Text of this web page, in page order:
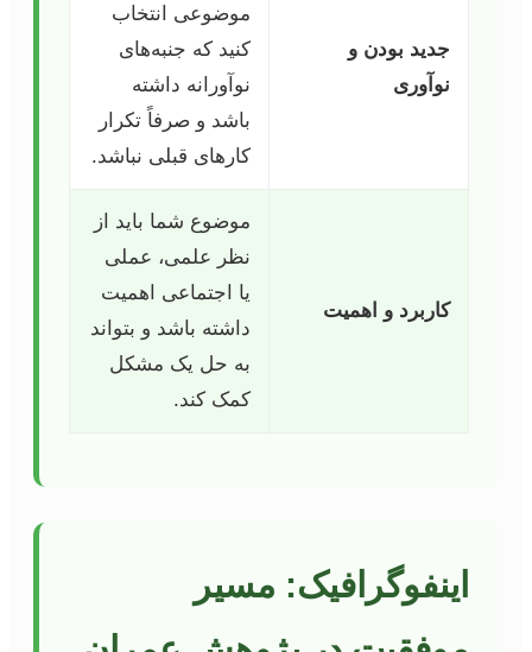
جدید بودن و
نوآوری
موضوعی انتخاب
کنید که جنبه‌های
نوآورانه داشته
باشد و صرفاً تکرار
کارهای قبلی نباشد.
کاربرد و اهمیت
موضوع شما باید از
نظر علمی، عملی
یا اجتماعی اهمیت
داشته باشد و بتواند
به حل یک مشکل
کمک کند.
اینفوگرافیک: مسیر